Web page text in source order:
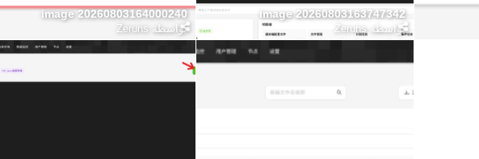
image 20260803164000240
بواسطة Zeruns
image 20260803163747342
بواسطةZeruns